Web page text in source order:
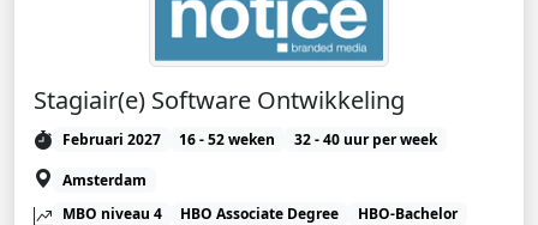
Stagiair(e) Software Ontwikkeling
Februari 2027 16 - 52 weken
32 - 40 uur per week
Amsterdam
MBO niveau 4
HBO Associate Degree
HBO-Bachelor